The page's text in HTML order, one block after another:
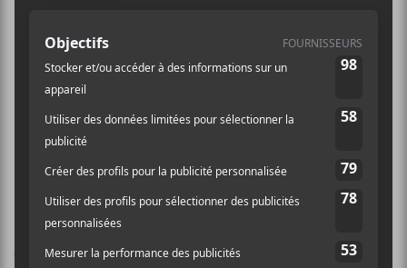
09-2018
Laissez un commentaire
Commentaire